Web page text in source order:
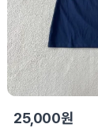
25,000원